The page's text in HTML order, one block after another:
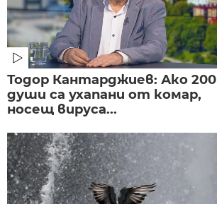
Тодор Кантарджиев: Ако 200
души са ухапани от комар,
носещ вируса...